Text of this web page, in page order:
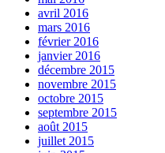
avril 2016
mars 2016
février 2016
janvier 2016
décembre 2015
novembre 2015
octobre 2015
septembre 2015
août 2015
juillet 2015